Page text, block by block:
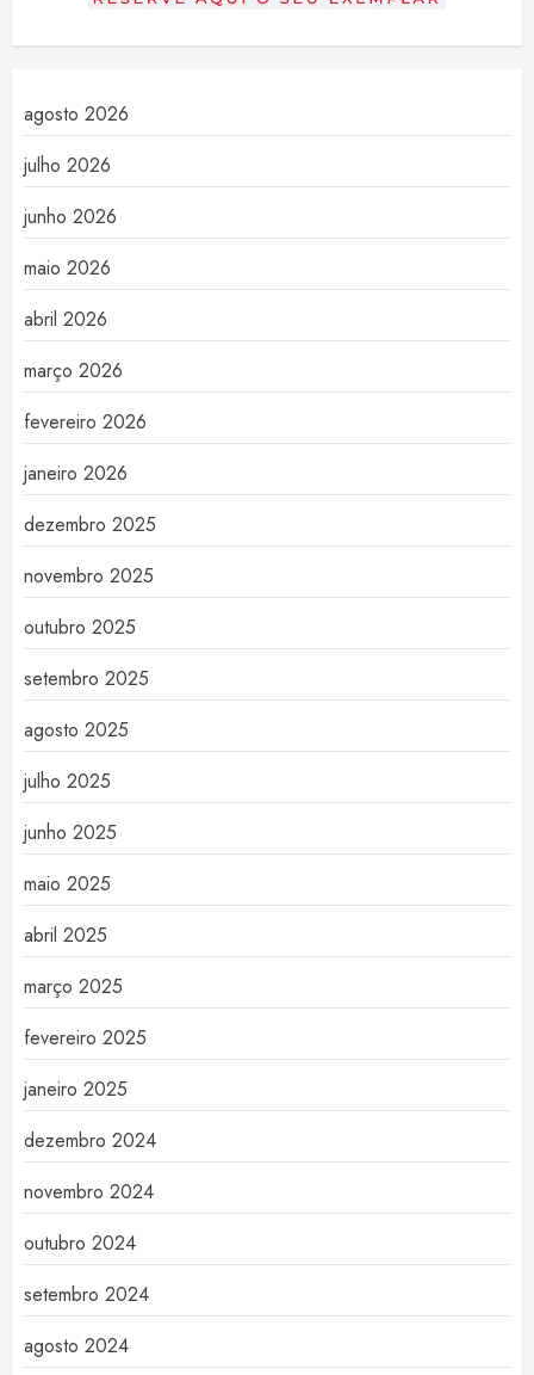
agosto 2026
julho 2026
junho 2026
maio 2026
abril 2026
março 2026
fevereiro 2026
janeiro 2026
dezembro 2025
novembro 2025
outubro 2025
setembro 2025
agosto 2025
julho 2025
junho 2025
maio 2025
abril 2025
março 2025
fevereiro 2025
janeiro 2025
dezembro 2024
novembro 2024
outubro 2024
setembro 2024
agosto 2024